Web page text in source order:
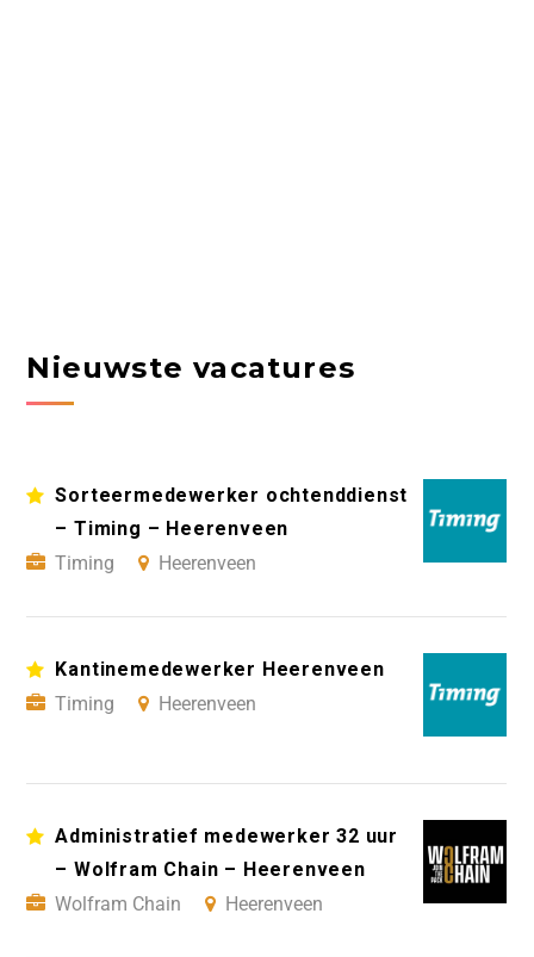
Nieuwste vacatures
Sorteermedewerker ochtenddienst
– Timing – Heerenveen
Timing
Heerenveen
Kantinemedewerker Heerenveen
Timing
Heerenveen
Administratief medewerker 32 uur
– Wolfram Chain – Heerenveen
Wolfram Chain
Heerenveen